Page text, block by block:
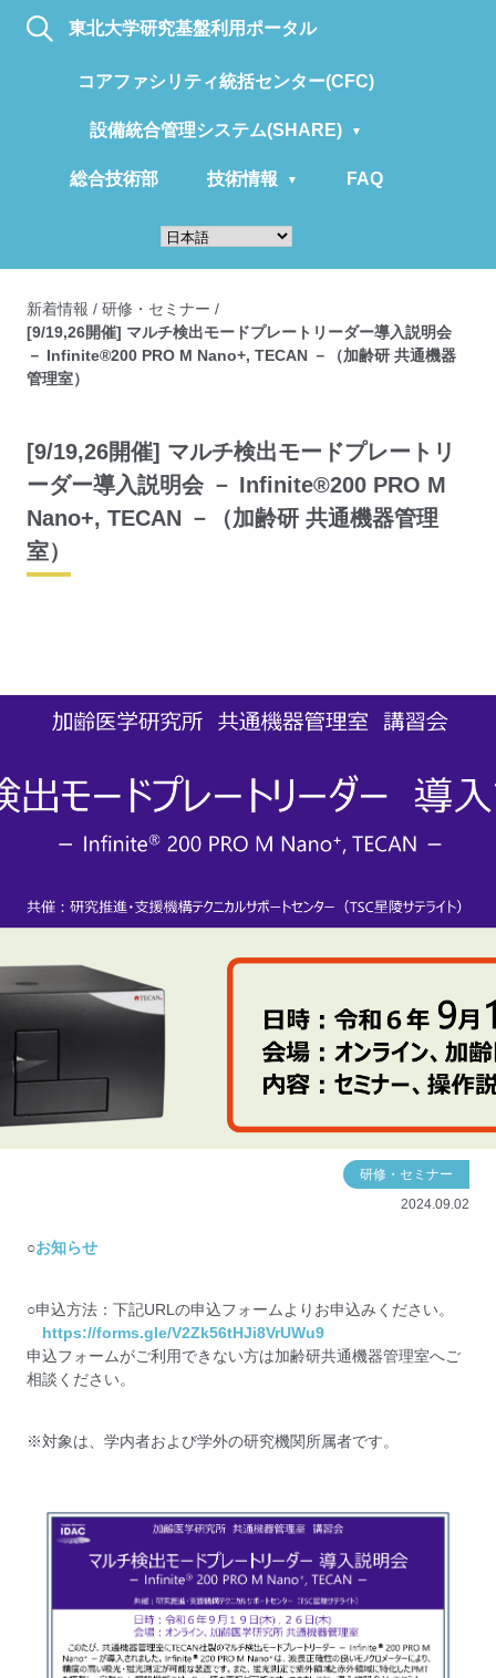
東北大学研究基盤利用ポータル
コアファシリティ統括センター(CFC)
設備統合管理システム(SHARE)
総合技術部 技術情報 FAQ
新着情報 / 研修・セミナー /
[9/19,26開催] マルチ検出モードプレートリーダー導入説明会
－ Infinite®200 PRO M Nano+, TECAN －（加齢研 共通機器
管理室）
[9/19,26開催] マルチ検出モードプレートリ
ーダー導入説明会 － Infinite®200 PRO M
Nano+, TECAN －（加齢研 共通機器管理
室）
研修・セミナー
2024.09.02
○お知らせ
○申込方法：下記URLの申込フォームよりお申込みください。
https://forms.gle/V2Zk56tHJi8VrUWu9
申込フォームがご利用できない方は加齢研共通機器管理室へご
相談ください。
※対象は、学内者および学外の研究機関所属者です。